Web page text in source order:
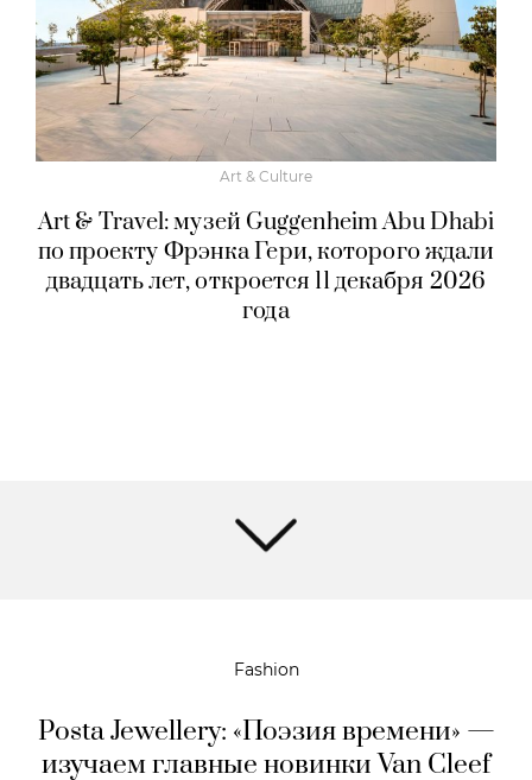
Art & Culture
Art & Travel: музей Guggenheim Abu Dhabi
по проекту Фрэнка Гери, которого ждали
двадцать лет, откроется 11 декабря 2026
года
Fashion
Posta Jewellery: «Поэзия времени» —
изучаем главные новинки Van Cleef